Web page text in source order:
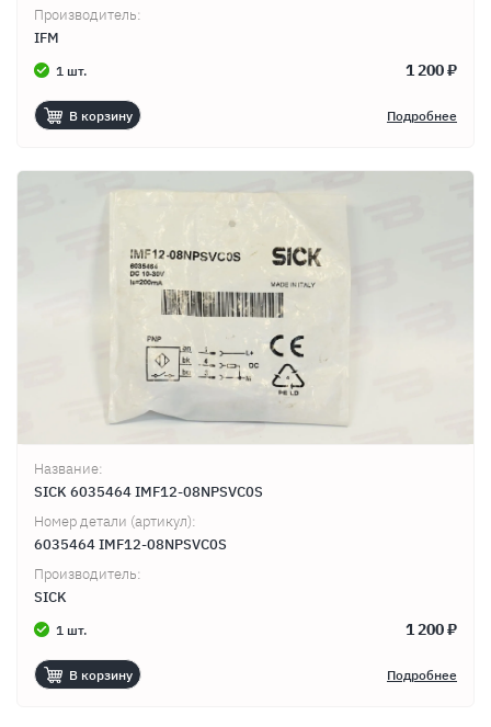
Производитель:
IFM
1 шт. 1 200 ₽
В корзину Подробнее
Название:
SICK 6035464 IMF12-08NPSVC0S
Номер детали (артикул):
6035464 IMF12-08NPSVC0S
Производитель:
SICK
1 шт. 1 200 ₽
В корзину Подробнее